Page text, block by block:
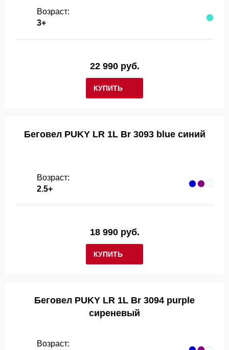
Возраст:
3+
КУПИТЬ
22 990 руб.
Беговел PUKY LR 1L Br 3093 blue синий
Возраст:
2.5+
КУПИТЬ
18 990 руб.
Беговел PUKY LR 1L Br 3094 purple
сиреневый
Возраст: